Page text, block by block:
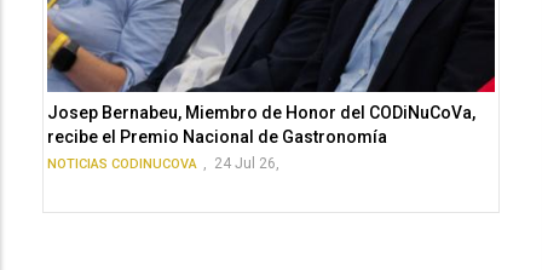
Josep Bernabeu, Miembro de Honor del CODiNuCoVa,
recibe el Premio Nacional de Gastronomía
NOTICIAS CODINUCOVA , 24 Jul 26,